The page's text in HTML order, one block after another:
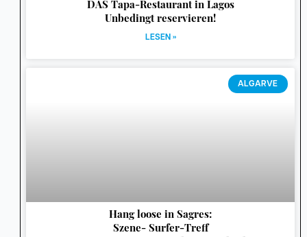
DAS Tapa-Restaurant in Lagos
Unbedingt reservieren!
LESEN »
ALGARVE
Hang loose in Sagres:
Szene- Surfer-Treff